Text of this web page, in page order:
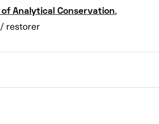
Analytical Conservation,
restorer